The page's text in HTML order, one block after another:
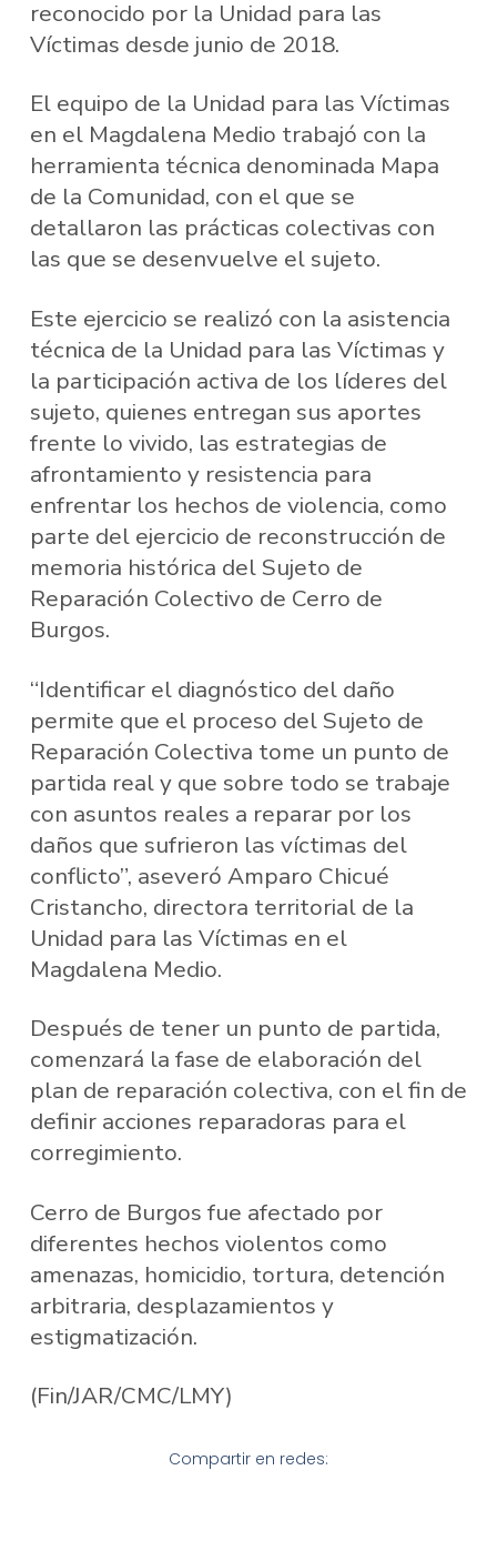
reconocido por la Unidad para las
Víctimas desde junio de 2018.
El equipo de la Unidad para las Víctimas
en el Magdalena Medio trabajó con la
herramienta técnica denominada Mapa
de la Comunidad, con el que se
detallaron las prácticas colectivas con
las que se desenvuelve el sujeto.
Este ejercicio se realizó con la asistencia
técnica de la Unidad para las Víctimas y
la participación activa de los líderes del
sujeto, quienes entregan sus aportes
frente lo vivido, las estrategias de
afrontamiento y resistencia para
enfrentar los hechos de violencia, como
parte del ejercicio de reconstrucción de
memoria histórica del Sujeto de
Reparación Colectivo de Cerro de
Burgos.
“Identificar el diagnóstico del daño
permite que el proceso del Sujeto de
Reparación Colectiva tome un punto de
partida real y que sobre todo se trabaje
con asuntos reales a reparar por los
daños que sufrieron las víctimas del
conflicto”, aseveró Amparo Chicué
Cristancho, directora territorial de la
Unidad para las Víctimas en el
Magdalena Medio.
Después de tener un punto de partida,
comenzará la fase de elaboración del
plan de reparación colectiva, con el fin de
definir acciones reparadoras para el
corregimiento.
Cerro de Burgos fue afectado por
diferentes hechos violentos como
amenazas, homicidio, tortura, detención
arbitraria, desplazamientos y
estigmatización.
(Fin/JAR/CMC/LMY)
Compartir en redes: